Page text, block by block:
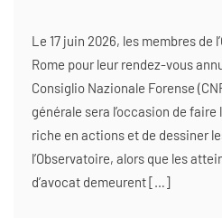
Le 17 juin 2026, les membres de
Rome pour leur rendez-vous
Consiglio Nazionale Forense
générale sera l’occasion de
riche en actions et de dessiner
l’Observatoire, alors que les
d’avocat demeurent […]